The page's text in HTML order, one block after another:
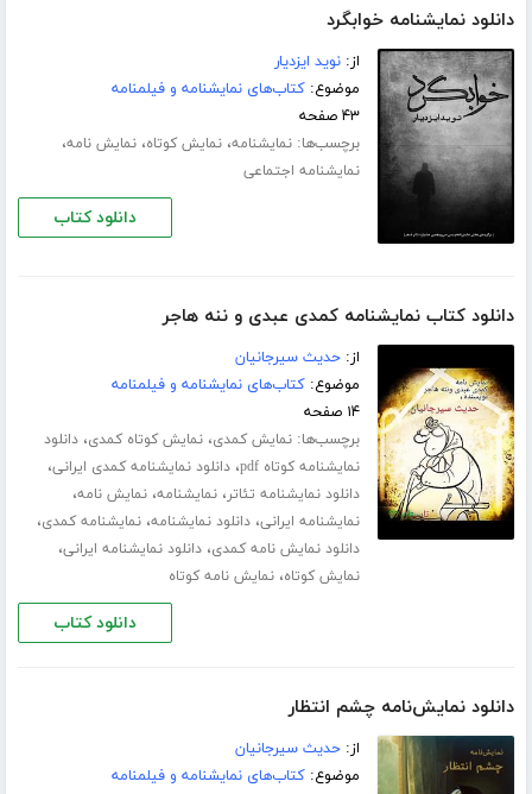
دانلود نمایشنامه خوابگرد
از:نوید ایزدیار
موضوع:کتاب‌های نمایشنامه و فیلمنامه
۴۳ صفحه
برچسب‌ها:نمایشنامه،نمایش کوتاه،نمایش نامه،
نمایشنامه اجتماعی
دانلود کتاب
دانلود کتاب نمایشنامه کمدی عبدی و ننه هاجر
از:حدیث سیرجانیان
موضوع:کتاب‌های نمایشنامه و فیلمنامه
۱۴ صفحه
برچسب‌ها:نمایش کمدی،نمایش کوتاه کمدی،دانلود
نمایشنامه کوتاه pdf
،دانلود نمایشنامه کمدی ایرانی،
دانلود نمایشنامه تئاتر،نمایشنامه،نمایش نامه،
نمایشنامه ایرانی،دانلود نمایشنامه،نمایشنامه کمدی،
دانلود نمایش نامه کمدی،دانلود نمایشنامه ایرانی،
نمایش کوتاه،نمایش نامه کوتاه
دانلود کتاب
دانلود نمایش‌نامه چشم انتظار
از:حدیث سیرجانیان
موضوع:کتاب‌های نمایشنامه و فیلمنامه